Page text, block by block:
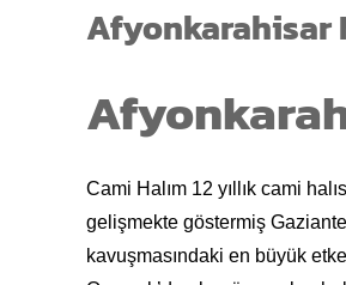
Afyonkarahisar
Cami Halım 12 yıllık cami
gelişmekte göstermiş
kavuşmasındaki en büyük